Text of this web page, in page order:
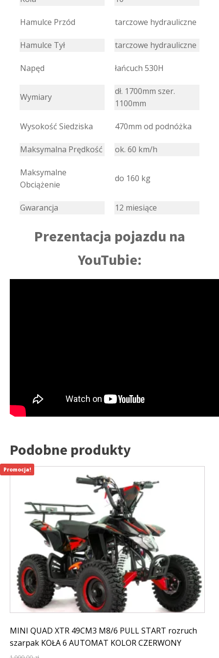
Hamulce Przód tarczowe hydrauliczne
Hamulce Tył tarczowe hydrauliczne
Napęd łańcuch 530H
Wymiary
dł. 1700mm szer.
1100mm
Wysokość Siedziska 470mm od podnóżka
Maksymalna Prędkość ok. 60 km/h
Maksymalne
Obciążenie
do 160 kg
Gwarancja 12 miesiące
Prezentacja pojazdu na
YouTubie:
Podobne produkty
MINI QUAD XTR 49CM3 M8/6 PULL START rozruch
szarpak KOŁA 6 AUTOMAT KOLOR CZERWONY
Promocja!